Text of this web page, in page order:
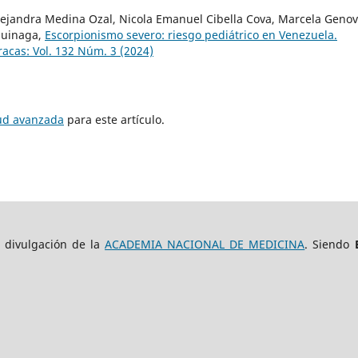
Medina Ozal, Nicola Emanuel Cibella Cova, Marcela
Escorpionismo severo: riesgo pediátrico en Venezuela.
Vol. 132 Núm. 3 (2024)
avanzada para este artículo.
divulgación de laACADEMIA NACIONAL DE MEDICINA. Siendo